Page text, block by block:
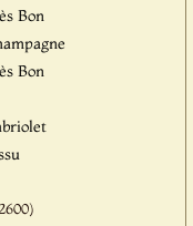
Bon
Bon